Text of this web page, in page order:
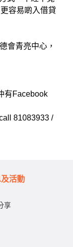
容易啲入借貸
會青亮中心，
有Facebook
81083933 /
活動
享